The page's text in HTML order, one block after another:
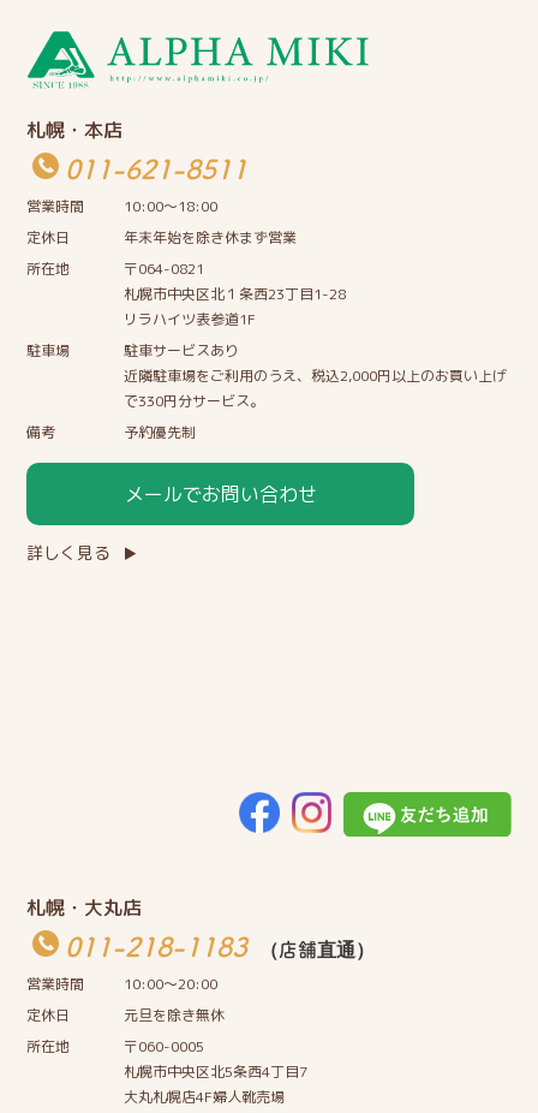
札幌・本店
011-621-8511
営業時間
10:00〜18:00
定休日
年末年始を除き休まず営業
所在地
〒064-0821
札幌市中央区北１条西23丁目1-28
リラハイツ表参道1F
駐車場
駐車サービスあり
近隣駐車場をご利用のうえ、税込2,000円以上のお買い上げ
で330円分サービス。
備考
予約優先制
メールでお問い合わせ
詳しく見る
札幌・大丸店
011-218-1183
（店舗直通）
営業時間
10:00〜20:00
定休日
元旦を除き無休
所在地
〒060-0005
札幌市中央区北5条西4丁目7
大丸札幌店4F婦人靴売場